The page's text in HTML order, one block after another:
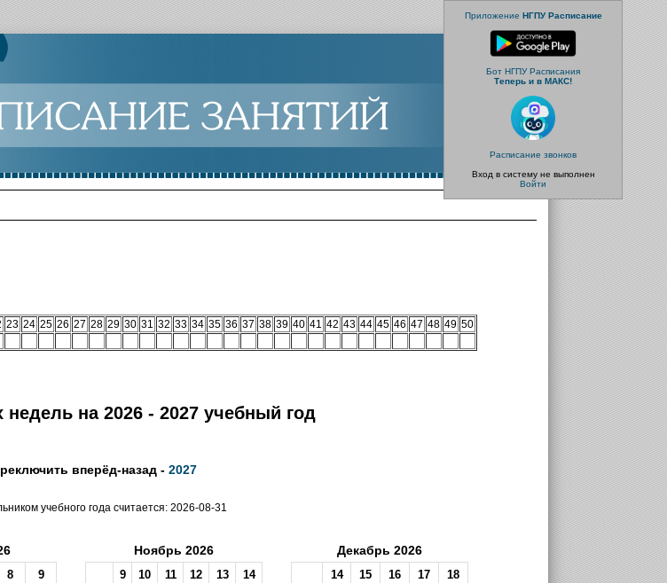
Приложение НГПУ Расписание
Бот НГПУ Расписания
Теперь и в МАКС!
Расписание звонков
Вход в систему не выполнен
Войти
23 24 25 26 27 28 29 30 31 32 33 34 35 36 37 38 39 40 41 42 43 44 45 46 47 48 49 50
на 2026 - 2027 учебный год
вперёд-назад - 2027
учебного года считается: 2026-08-31
8
9
Ноябрь 2026
9 10 11 12 13
14
Декабрь 2026
14 15 16 17
18